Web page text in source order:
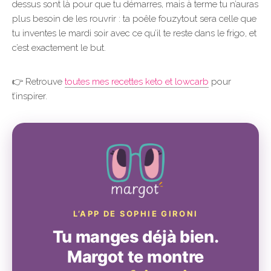
dessus sont là pour que tu démarres, mais à terme tu n’auras
plus besoin de les rouvrir : ta poêle fouzytout sera celle que
tu inventes le mardi soir avec ce qu’il te reste dans le frigo, et
c’est exactement le but.
👉 Retrouve toutes mes recettes keto et lowcarb pour
t’inspirer.
L’APP DE SOPHIE GIRONI
Tu manges déjà bien.
Margot te montre